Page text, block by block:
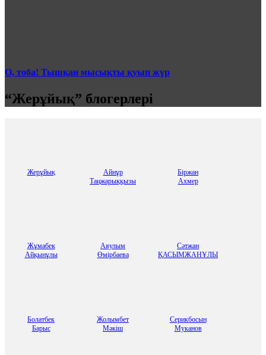
О, тоба! Тышқан мысықты қуып жүр
“Жерұйық” блогерлері
Жерұйық
Айнұр
Таңжарыққызы
Бiржан
Ахмер
Жұмабек
Айқынұлы
Аяулым
Өмірбаева
Сәтжан
ҚАСЫМЖАНҰЛЫ
Болатбек
Барыс
Жолымбет
Мәкіш
Серикбосын
Муканов